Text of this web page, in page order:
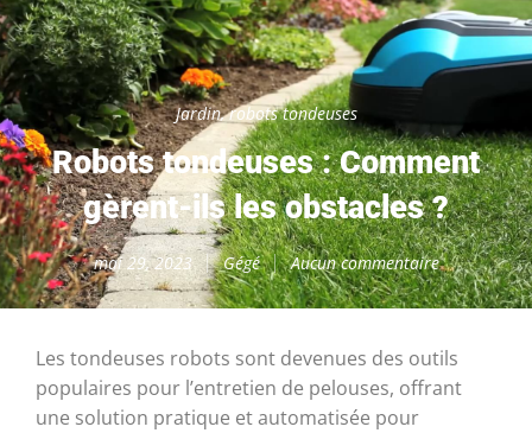
Jardin,robots tondeuses
Robots tondeuses : Comment
gèrent-ils les obstacles ?
mai 29, 2023 Gégé Aucun commentaire
Les tondeuses robots sont devenues des outils
populaires pour l’entretien de pelouses, offrant
une solution pratique et automatisée pour